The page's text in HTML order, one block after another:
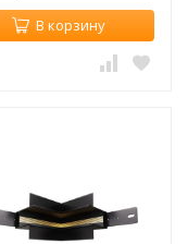
В корзину